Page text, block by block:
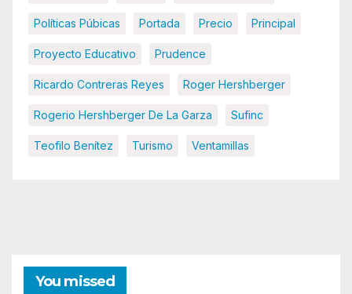
Políticas Púbicas Portada Precio Principal
Proyecto Educativo Prudence
Ricardo Contreras Reyes Roger Hershberger
Rogerio Hershberger De La Garza Sufinc
Teofilo Benítez Turismo Ventamillas
You missed